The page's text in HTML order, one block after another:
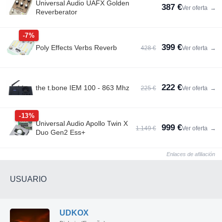
Universal Audio UAFX Golden
Reverberator
387 €Ver oferta →
-7%
Poly Effects Verbs Reverb 428 € 399 €Ver oferta →
the t.bone IEM 100 - 863 Mhz 225 € 222 €Ver oferta →
-13%
Universal Audio Apollo Twin X
Duo Gen2 Ess+
1.149 € 999 €Ver oferta →
Enlaces de afiliación
USUARIO
UDKOX